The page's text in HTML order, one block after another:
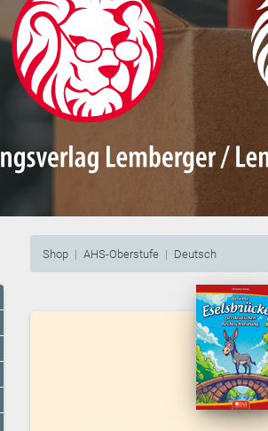
Shop AHS-Oberstufe Deutsch